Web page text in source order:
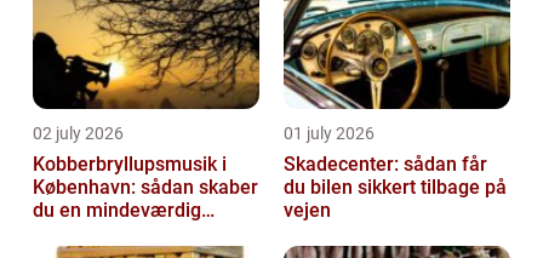
02 july 2026
Kobberbryllupsmusik i
København: sådan skaber
du en mindeværdig
01 july 2026
Skadecenter: sådan får
du bilen sikkert tilbage på
vejen